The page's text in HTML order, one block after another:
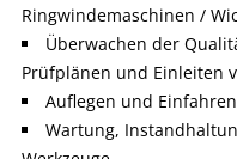
Ringwindemaschinen /
Überwachen der
Prüfplänen und Einleiten
Auflegen und
Wartung,